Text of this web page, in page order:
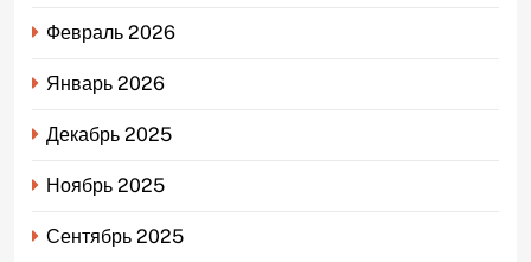
Февраль 2026
Январь 2026
Декабрь 2025
Ноябрь 2025
Сентябрь 2025